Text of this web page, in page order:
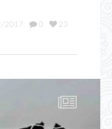
2017 0 23